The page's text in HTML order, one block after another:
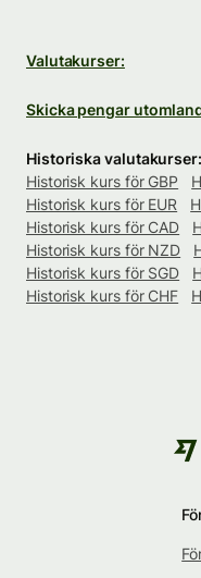
Valutakurser:
Skicka pengar
Historiska valutakurser:
Historisk kurs för GBP
Historisk kurs för EUR
Historisk kurs för CAD
Historisk kurs för NZD
Historisk kurs för SGD
Historisk kurs för CHF